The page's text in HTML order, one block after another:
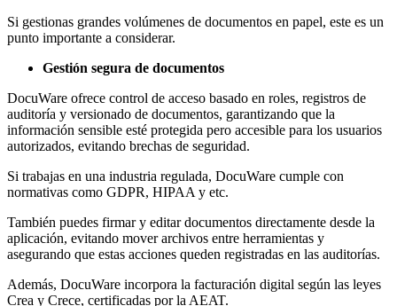
Si gestionas grandes volúmenes de documentos en papel, este es un
punto importante a considerar.
Gestión segura de documentos
DocuWare ofrece control de acceso basado en roles, registros de
auditoría y versionado de documentos, garantizando que la
información sensible esté protegida pero accesible para los usuarios
autorizados, evitando brechas de seguridad.
Si trabajas en una industria regulada, DocuWare cumple con
normativas como GDPR, HIPAA y etc.
También puedes firmar y editar documentos directamente desde la
aplicación, evitando mover archivos entre herramientas y
asegurando que estas acciones queden registradas en las auditorías.
Además, DocuWare incorpora la facturación digital según las leyes
Crea y Crece, certificadas por la AEAT.